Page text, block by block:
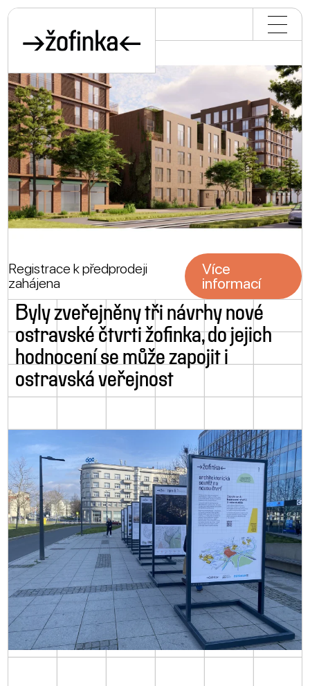
aktuality
soutěž
historie
fotogalerie
Registrace k předprodeji
zahájena
Více
informací
Byly zveřejněny tři návrhy nové
ostravské čtvrti žofinka, do jejich
hodnocení se může zapojit i
ostravská veřejnost